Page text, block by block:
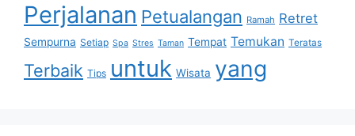
Perjalanan Petualangan Ramah Retret
Sempurna Setiap Spa Stres Taman Tempat Temukan Teratas
Terbaik Tips untuk Wisata yang